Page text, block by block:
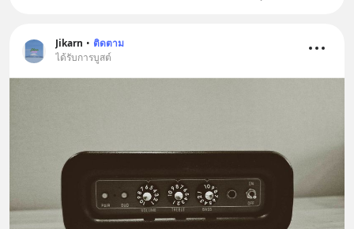
Jikarn • ติดตาม
ได้รับการบูสต์